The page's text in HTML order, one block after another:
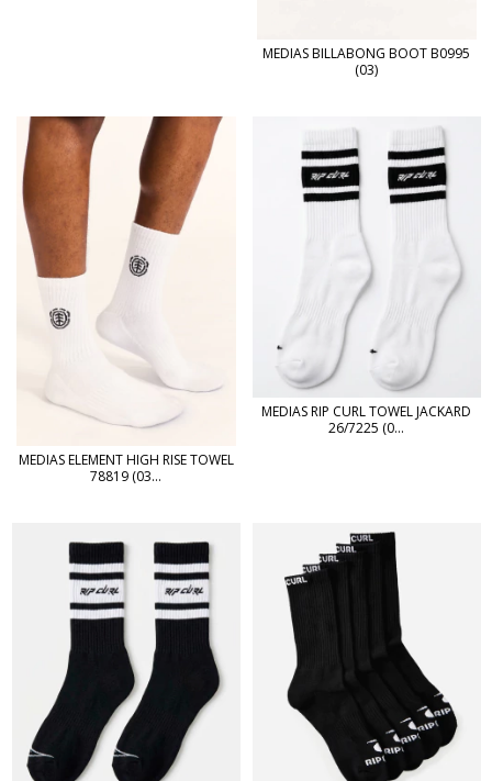
MEDIAS BILLABONG BOOT B0995
(03)
MEDIAS ELEMENT HIGH RISE TOWEL
78819 (03...
MEDIAS RIP CURL TOWEL JACKARD
26/7225 (0...